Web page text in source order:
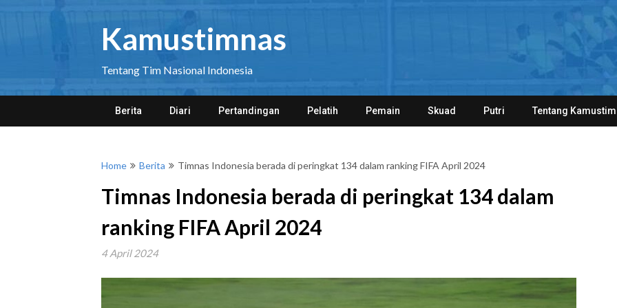
Kamustimnas
Tentang Tim Nasional Indonesia
Berita Diari Pertandingan Pelatih Pemain Skuad Putri Tentang
Home Berita Timnas Indonesia berada di peringkat 134 dalam ranking FIFA April 2024
Timnas Indonesia berada di peringkat 134 dalam
ranking FIFA April 2024
4 April 2024